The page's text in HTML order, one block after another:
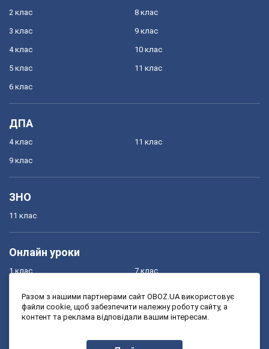
2 клас
3 клас
4 клас
5 клас
6 клас
8 клас
9 клас
10 клас
11 клас
ДПА
4 клас
9 клас
11 клас
ЗНО
11 клас
Онлайн уроки
1 клас
3 клас
7 клас
9 клас
Разом з нашими партнерами сайт OBOZ.UA використовує
файли cookie, щоб забезпечити належну роботу сайту, а
контент та реклама відповідали вашим інтересам.